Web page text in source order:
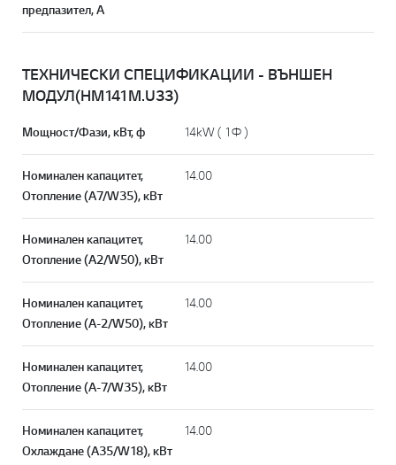
предпазител, А
ТЕХНИЧЕСКИ СПЕЦИФИКАЦИИ - ВЪНШЕН
МОДУЛ(HM141M.U33)
Мощност/Фази, кВт, ф 14kW ( 1Ф )
Номинален капацитет,
Отопление (A7/W35), кВт
14.00
Номинален капацитет,
Отопление (A2/W50), кВт
14.00
Номинален капацитет,
Отопление (A-2/W50), кВт
14.00
Номинален капацитет,
Отопление (A-7/W35), кВт
14.00
Номинален капацитет,
Охлаждане (A35/W18), кВт
14.00